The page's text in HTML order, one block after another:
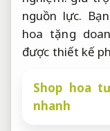
nguồn lực.
hoa tặng
được thiết kế
Shop hoa
nhanh